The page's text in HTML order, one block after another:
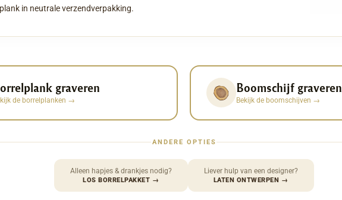
in neutrale verzendverpakking.
graveren
de borrelplanken →
Boomschijf graveren
Bekijk de boomschijven →
ANDERE OPTIES
Alleen hapjes & drankjes nodig?
LOS BORRELPAKKET →
Liever hulp van een designer?
LATEN ONTWERPEN →